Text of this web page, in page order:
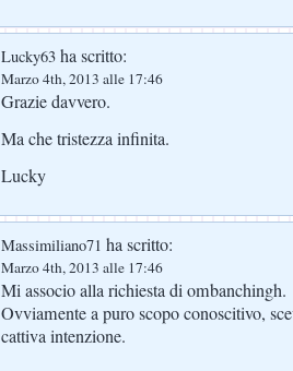
Lucky63 ha scritto:
Marzo 4th, 2013 alle 17:46
Grazie davvero.
Ma che tristezza infinita.
Lucky
Massimiliano71 ha scritto:
Marzo 4th, 2013 alle 17:46
Mi associo alla richiesta di ombanchingh.
Ovviamente a puro scopo conoscitivo,
cattiva intenzione.